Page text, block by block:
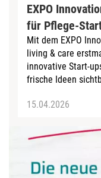
EXPO
für Pflege-
Mit dem EXPO
living & care
innovative Start-
frische Ideen
15.04.2026